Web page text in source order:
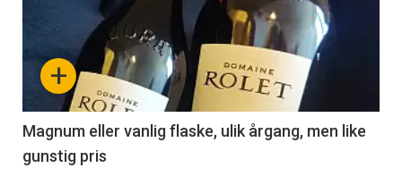
akkurat
nå
3
+
Magnum eller vanlig flaske, ulik årgang, men like
gunstig pris